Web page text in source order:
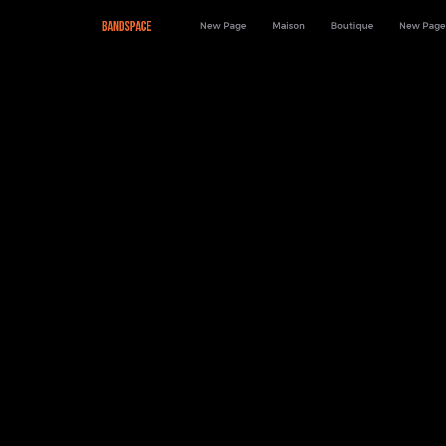
BANDSPACE New Page Maison Boutique New Page